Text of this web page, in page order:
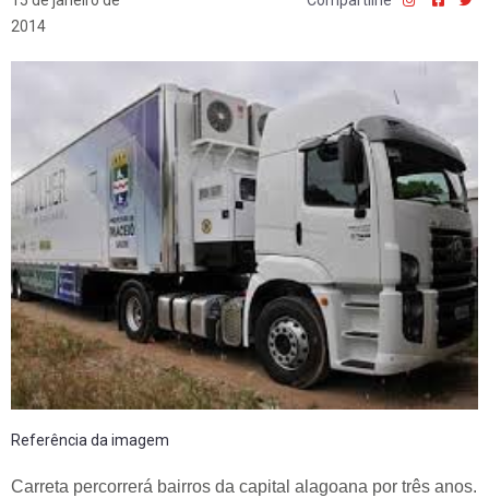
2014
Referência da imagem
Carreta percorrerá bairros da capital alagoana por três anos.